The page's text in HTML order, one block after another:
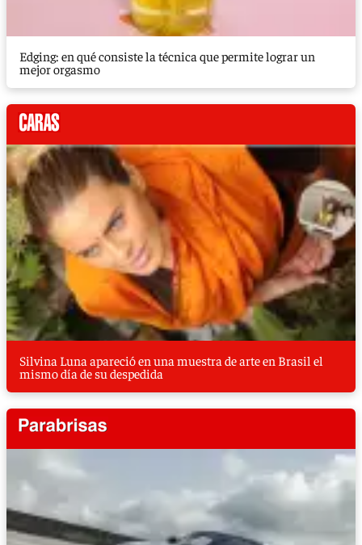
Edging: en qué consiste la técnica que permite lograr un
mejor orgasmo
Silvina Luna apareció en una muestra de arte en Brasil el
mismo día de su despedida